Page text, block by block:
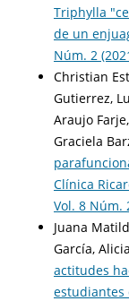
Triphylla
de un
Núm. 2
Christian
Gutierrez,
Araujo
Graciela
Clínica
Vol. 8 Núm.
Juana
García,
actitudes
estudiantes